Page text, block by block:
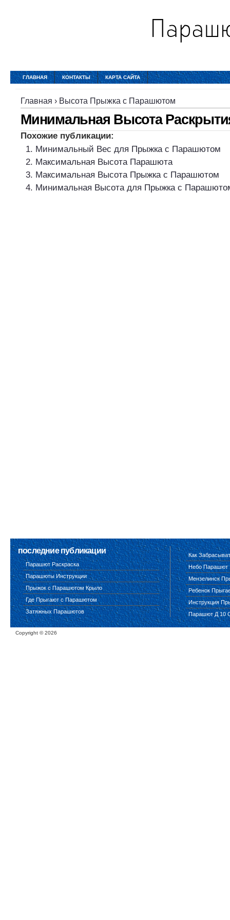
ГЛАВНАЯ КОНТАКТЫ КАРТА САЙТА
Главная › Высота Прыжка с Парашютом
Минимальная Высота
Похожие публикации:
Минимальный Вес для Прыжка с Парашютом
Максимальная Высота Парашюта
Максимальная Высота Прыжка с Парашютом
Минимальная Высота для Прыжка с
последние публикации
Парашют Раскраска
Парашюты Инструкции
Прыжок с Парашютом Крыло
Где Прыгают с Парашютом
Затяжных Парашютов
Как
Небо Парашют
Мензелинск
Ребенок
Инструкция
Парашют Д 10
Copyright ©2026